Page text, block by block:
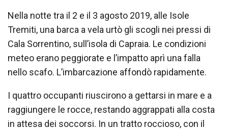
Nella notte tra il 2 e il 3 agosto 2019, alle Isole
Tremiti, una barca a vela urtò gli scogli nei pressi di
Cala Sorrentino, sull’isola di Capraia. Le condizioni
meteo erano peggiorate e l’impatto aprì una falla
nello scafo. L’imbarcazione affondò rapidamente.
I quattro occupanti riuscirono a gettarsi in mare e a
raggiungere le rocce, restando aggrappati alla costa
in attesa dei soccorsi. In un tratto roccioso, con il